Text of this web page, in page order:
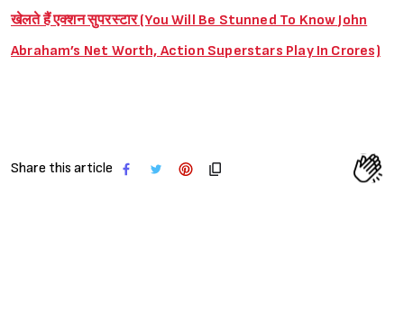
खेलते हैं एक्शन सुपरस्टार (You Will Be Stunned To Know John
Abraham’s Net Worth, Action Superstars Play In Crores)
Share this article